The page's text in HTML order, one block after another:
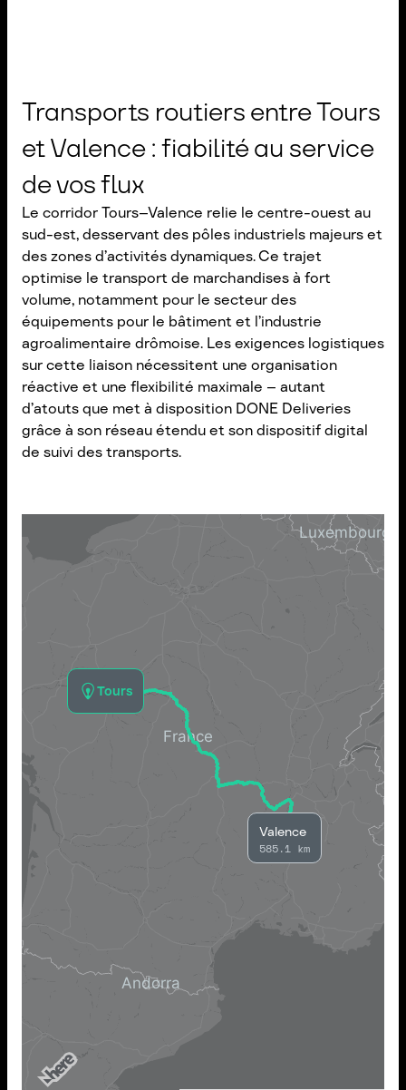
Transports routiers entre Tours
et Valence : fiabilité au service
de vos flux
Le corridor Tours–Valence relie le centre-ouest au
sud-est, desservant des pôles industriels majeurs et
des zones d’activités dynamiques. Ce trajet
optimise le transport de marchandises à fort
volume, notamment pour le secteur des
équipements pour le bâtiment et l’industrie
agroalimentaire drômoise. Les exigences logistiques
sur cette liaison nécessitent une organisation
réactive et une flexibilité maximale – autant
d’atouts que met à disposition DONE Deliveries
grâce à son réseau étendu et son dispositif digital
de suivi des transports.
Tours
Valence
585.1 km